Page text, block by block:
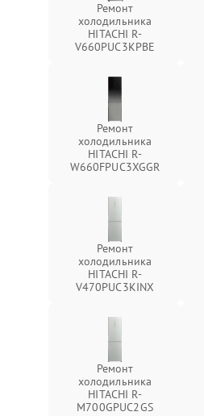
Ремонт
холодильника
HITACHI R-
V660PUC3KPBE
Ремонт
холодильника
HITACHI R-
W660FPUC3XGGR
Ремонт
холодильника
HITACHI R-
V470PUC3KINX
Ремонт
холодильника
HITACHI R-
M700GPUC2GS